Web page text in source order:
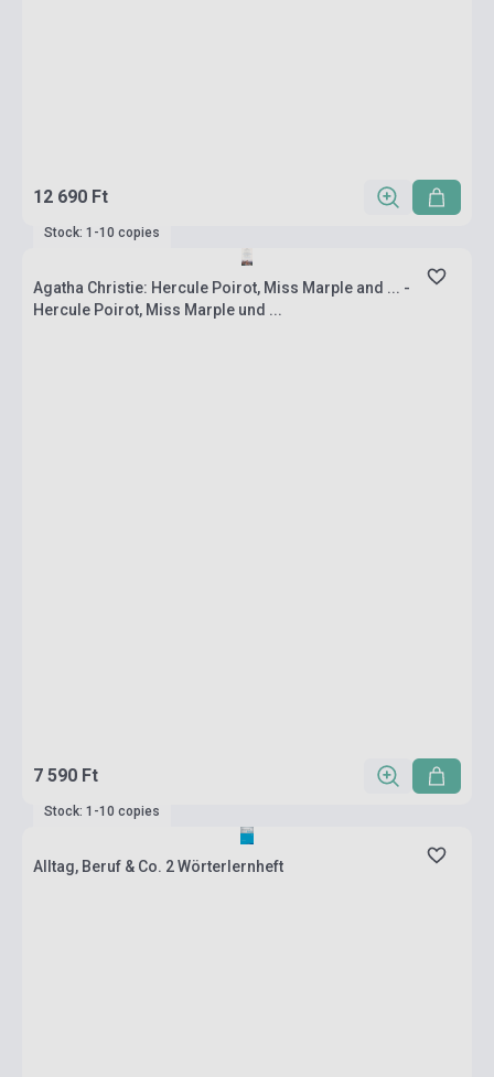
12 690 Ft
Stock: 1-10 copies
Agatha Christie: Hercule Poirot, Miss Marple and ... -
Hercule Poirot, Miss Marple und ...
7 590 Ft
Stock: 1-10 copies
Alltag, Beruf & Co. 2 Wörterlernheft